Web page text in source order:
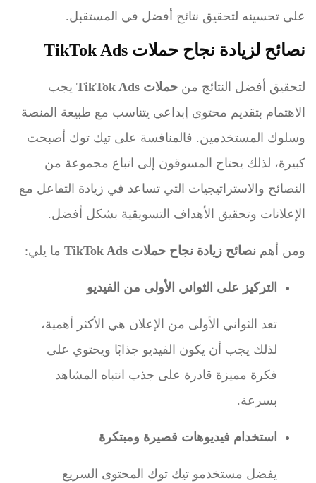
على تحسينه لتحقيق نتائج أفضل في المستقبل.
نصائح لزيادة نجاح حملات TikTok Ads
لتحقيق أفضل النتائج من حملات TikTok Ads
يجب
الاهتمام بتقديم محتوى إبداعي يتناسب مع طبيعة المنصة
وسلوك المستخدمين. فالمنافسة على تيك توك أصبحت
كبيرة، لذلك يحتاج المسوقون إلى اتباع مجموعة من
النصائح والاستراتيجيات التي تساعد في زيادة التفاعل مع
الإعلانات وتحقيق الأهداف التسويقية بشكل أفضل.
ومن أهم نصائح زيادة نجاح حملات TikTok Ads ما يلي:
التركيز على الثواني الأولى من الفيديو
تعد الثواني الأولى من الإعلان هي الأكثر أهمية،
لذلك يجب أن يكون الفيديو جذابًا ويحتوي على
فكرة مميزة قادرة على جذب انتباه المشاهد
بسرعة.
استخدام فيديوهات قصيرة ومبتكرة
يفضل مستخدمو تيك توك المحتوى السريع